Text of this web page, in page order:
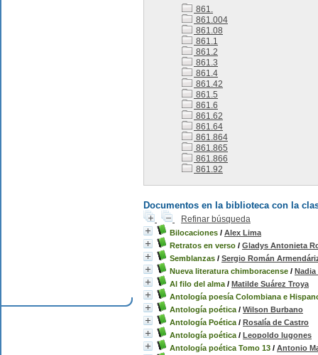
861.
861.004
861.08
861.1
861.2
861.3
861.4
861.42
861.5
861.6
861.62
861.64
861.864
861.865
861.866
861.92
Documentos en la biblioteca con la
Refinar búsqueda
Bilocaciones / Alex Lima
Retratos en verso / Gladys Antonieta
Semblanzas / Sergio Román
Nueva literatura chimboracense / Nadia
Al filo del alma / Matilde Suárez Troya
Antología poesía Colombiana e
Antología poética / Wilson Burbano
Antología Poética / Rosalía de Castro
Antología poética / Leopoldo lugones
Antología poética Tomo 13 / Antonio